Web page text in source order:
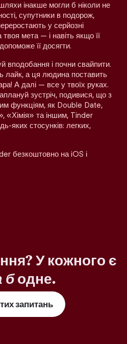
інакше могли б ніколи не
супутники в подорож,
у серйозні
мета — і навіть якщо її
її досягти.
вподобання і почни свайпити.
лайк, а ця людина поставить
А далі — все у твоїх руках.
зустріч, подивися, що з
функціям, як Double Date,
«Хімія» та іншим, Tinder
яких стосунків: легких,
безкоштовно на iOS і
У кожного є
бодне.
запитань